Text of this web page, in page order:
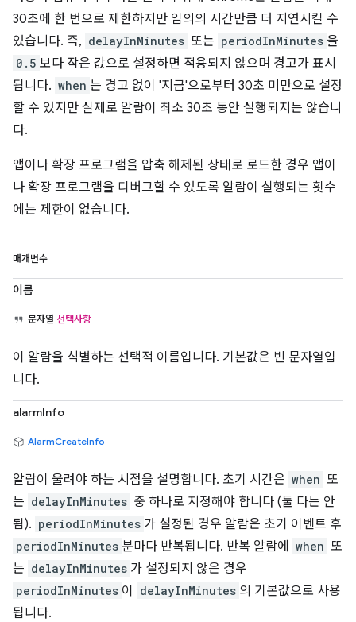
30초에 한 번으로 제한하지만 임의의 시간만큼 더 지연시킬 수
있습니다. 즉, delayInMinutes 또는 periodInMinutes 을
0.5 보다 작은 값으로 설정하면 적용되지 않으며 경고가 표시
됩니다. when 는 경고 없이 '지금'으로부터 30초 미만으로 설정
할 수 있지만 실제로 알람이 최소 30초 동안 실행되지는 않습니
다.
앱이나 확장 프로그램을 압축 해제된 상태로 로드한 경우 앱이
나 확장 프로그램을 디버그할 수 있도록 알람이 실행되는 횟수
에는 제한이 없습니다.
매개변수
이름
문자열 선택사항
이 알람을 식별하는 선택적 이름입니다. 기본값은 빈 문자열입
니다.
alarmInfo
AlarmCreateInfo
알람이 울려야 하는 시점을 설명합니다. 초기 시간은 when 또
는 delayInMinutes 중 하나로 지정해야 합니다 (둘 다는 안
됨). periodInMinutes 가 설정된 경우 알람은 초기 이벤트 후
periodInMinutes 분마다 반복됩니다. 반복 알람에 when 또
는 delayInMinutes 가 설정되지 않은 경우
periodInMinutes 이 delayInMinutes 의 기본값으로 사용
됩니다.